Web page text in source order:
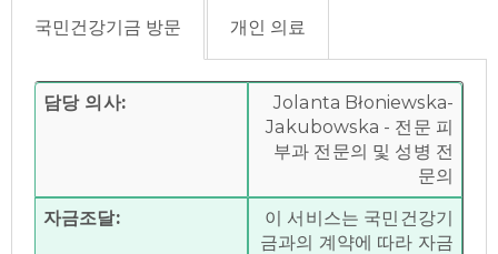
국민건강기금 방문 개인 의료
담당 의사:
Jolanta Błoniewska-
Jakubowska - 전문 피
부과 전문의 및 성병 전
문의
자금조달:
이 서비스는 국민건강기
금과의 계약에 따라 자금